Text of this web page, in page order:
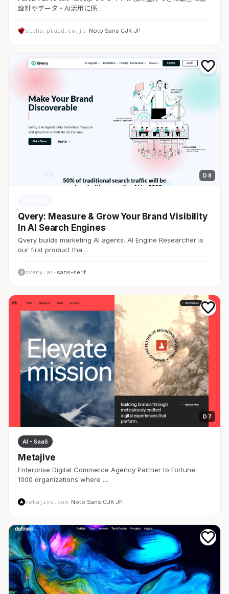
設計やデータ・AI活用に係…
alpha.plaid.co.jp· Noto Sans CJK JP
D 8
Qvery: Measure & Grow Your Brand Visibility
In AI Search Engines
Qvery builds marketing AI agents. AI Engine Researcher is
our first product tha…
qvery.ai · sans-serif
D 7
AI・SaaS
Metajive
Enterprise Digital Commerce Agency Partner to Fortune
1000 organizations where …
metajive.com· Noto Sans CJK JP